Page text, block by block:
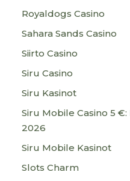
Royaldogs Casino
Sahara Sands Casino
Siirto Casino
Siru Casino
Siru Kasinot
Siru Mobile Casino 5
2026
Siru Mobile Kasinot
Slots Charm